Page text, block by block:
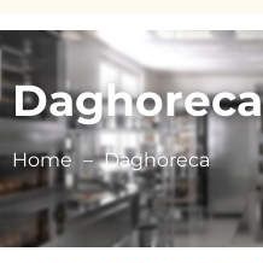
Daghoreca
Home Daghoreca